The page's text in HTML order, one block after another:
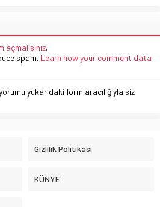
açmalısınız.
spam. Learn how your comment data
yukarıdaki form aracılığıyla siz
Gizlilik Politikası
KÜNYE